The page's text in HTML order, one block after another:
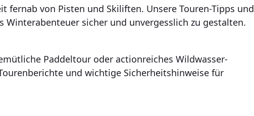
fernab von Pisten und Skiliften. Unsere Touren-Tipps und
sicher und unvergesslich zu gestalten.
Paddeltour oder actionreiches Wildwasser-
und wichtige Sicherheitshinweise für